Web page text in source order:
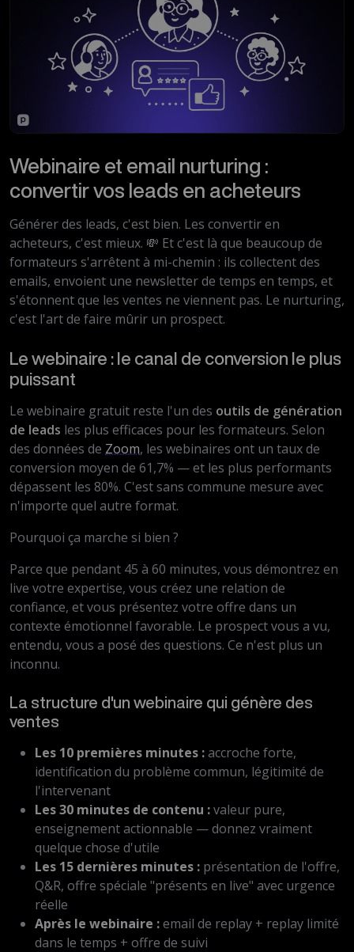
Webinaire et email nurturing :
convertir vos leads en acheteurs
Générer des leads, c'est bien. Les convertir en
acheteurs, c'est mieux. 💸 Et c'est là que beaucoup de
formateurs s'arrêtent à mi-chemin : ils collectent des
emails, envoient une newsletter de temps en temps, et
s'étonnent que les ventes ne viennent pas. Le nurturing,
c'est l'art de faire mûrir un prospect.
Le webinaire : le canal de conversion le plus
puissant
Le webinaire gratuit reste l'un des outils de génération
de leads les plus efficaces pour les formateurs. Selon
des données de Zoom, les webinaires ont un taux de
conversion moyen de 61,7% — et les plus performants
dépassent les 80%. C'est sans commune mesure avec
n'importe quel autre format.
Pourquoi ça marche si bien ?
Parce que pendant 45 à 60 minutes, vous démontrez en
live votre expertise, vous créez une relation de
confiance, et vous présentez votre offre dans un
contexte émotionnel favorable. Le prospect vous a vu,
entendu, vous a posé des questions. Ce n'est plus un
inconnu.
La structure d'un webinaire qui génère des
ventes
Les 10 premières minutes :accroche forte,
identification du problème commun, légitimité de
l'intervenant
Les 30 minutes de contenu :valeur pure,
enseignement actionnable — donnez vraiment
quelque chose d'utile
Les 15 dernières minutes : présentation de l'offre,
Q&R, offre spéciale "présents en live" avec urgence
réelle
Après le webinaire :email de replay + replay limité
dans le temps + offre de suivi